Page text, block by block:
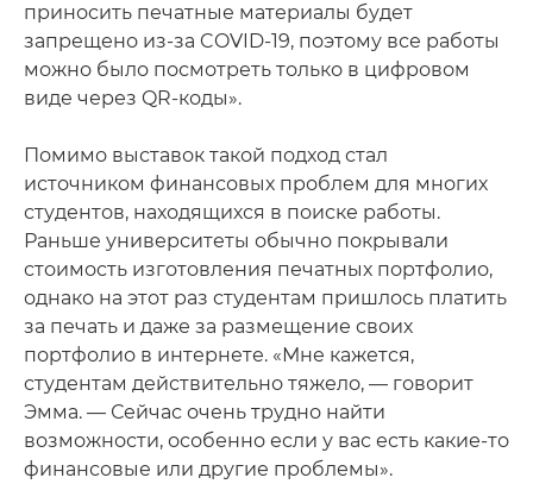
приносить печатные материалы будет
запрещено из-за COVID-19, поэтому все работы
можно было посмотреть только в цифровом
виде через QR-коды».
Помимо выставок такой подход стал
источником финансовых проблем для многих
студентов, находящихся в поиске работы.
Раньше университеты обычно покрывали
стоимость изготовления печатных портфолио,
однако на этот раз студентам пришлось платить
за печать и даже за размещение своих
портфолио в интернете. «Мне кажется,
студентам действительно тяжело, — говорит
Эмма. — Сейчас очень трудно найти
возможности, особенно если у вас есть какие-то
финансовые или другие проблемы».